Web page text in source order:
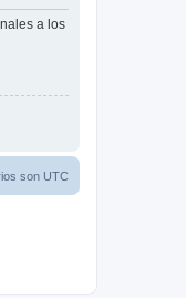
a los
son UTC